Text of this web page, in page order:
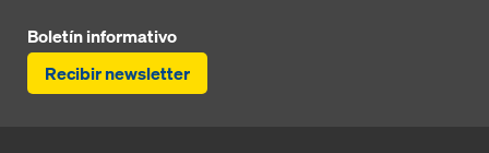
Boletín informativo
Recibir newsletter